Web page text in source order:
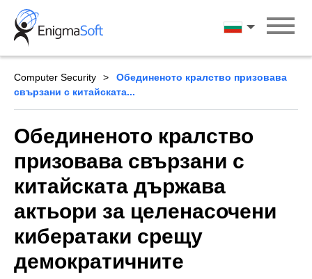
Skip
content
български
Computer Security
Обединеното кралство призовава
свързани с китайската...
Обединеното кралство
призовава свързани с
китайската държава
актьори за целенасочени
кибератаки срещу
демократичните